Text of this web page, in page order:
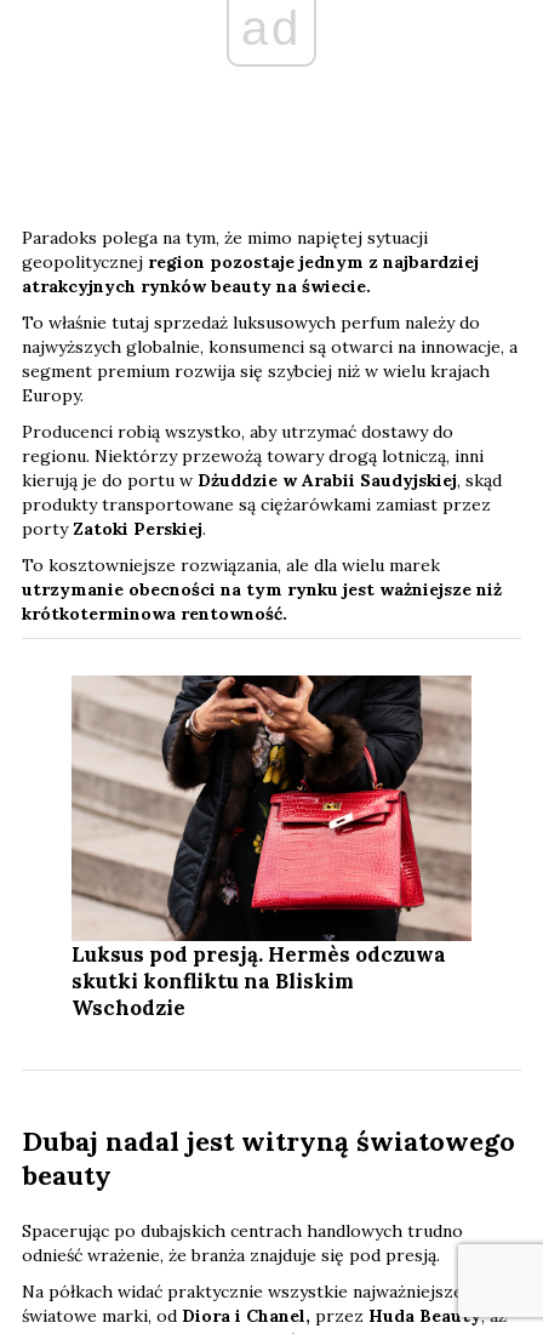
ad
Paradoks polega na tym, że mimo napiętej sytuacji
geopolitycznej region pozostaje jednym z najbardziej
atrakcyjnych rynków beauty na świecie.
To właśnie tutaj sprzedaż luksusowych perfum należy do
najwyższych globalnie, konsumenci są otwarci na innowacje, a
segment premium rozwija się szybciej niż w wielu krajach
Europy.
Producenci robią wszystko, aby utrzymać dostawy do
regionu. Niektórzy przewożą towary drogą lotniczą, inni
kierują je do portu w Dżuddzie w Arabii Saudyjskiej, skąd
produkty transportowane są ciężarówkami zamiast przez
porty Zatoki Perskiej.
To kosztowniejsze rozwiązania, ale dla wielu marek
utrzymanie obecności na tym rynku jest ważniejsze niż
krótkoterminowa rentowność.
Luksus pod presją. Hermès odczuwa
skutki konfliktu na Bliskim
Wschodzie
Dubaj nadal jest witryną światowego
beauty
Spacerując po dubajskich centrach handlowych trudno
odnieść wrażenie, że branża znajduje się pod presją.
Na półkach widać praktycznie wszystkie najważniejsze
światowe marki, od Diora i Chanel, przez Huda Beauty, aż